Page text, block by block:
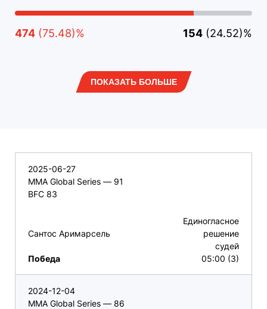
474 (75.48)% 154 (24.52)%
ПОКАЗАТЬ БОЛЬШЕ
2025-06-27
MMA Global Series — 91
BFC 83
Сантос Аримарсель
Победа
Единогласное
решение
судей
05:00 (3)
2024-12-04
MMA Global Series — 86